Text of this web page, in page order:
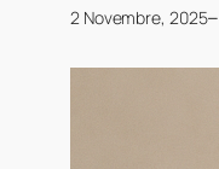
2 Novembre, 2025–